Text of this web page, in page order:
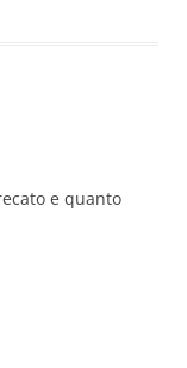
e quanto